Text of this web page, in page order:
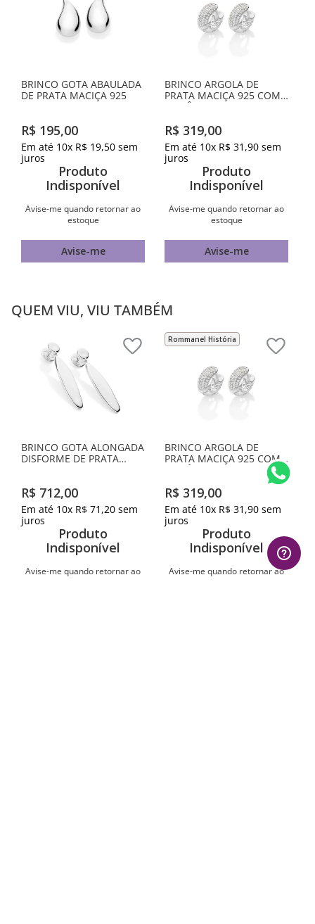
BRINCO GOTA ABAULADA
DE PRATA MACIÇA 925
R$ 195,00
Em até 10x R$ 19,50 sem
juros
Produto
Indisponível
Avise-me quando retornar ao
estoque
Avise-me
BRINCO ARGOLA DE
PRATA MACIÇA 925 COM
ZIRCÔNIAS
R$ 319,00
Em até 10x R$ 31 ,90 sem
juros
Produto
Indisponível
Avise-me quando retornar ao
estoque
Avise-me
QUEM VIU, VIU TAMBÉM
BRINCO GOTA ALONGADA
DISFORME DE PRATA
R$ 712,00
Em até 10x R$ 71 ,20 sem
juros
Produto
Indisponível
Avise-me quando retornar ao
Rommanel História
BRINCO ARGOLA DE
PRATA MACIÇA 925 COM
ZIRCÔNIAS
R$ 319,00
Em até 10x R$ 31 ,90 sem
juros
Produto
Indisponível
Avise-me quando retornar ao